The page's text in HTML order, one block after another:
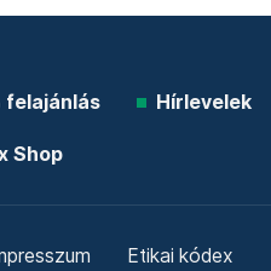
felajánlás Hírlevelek
Shop
Etikai kódex